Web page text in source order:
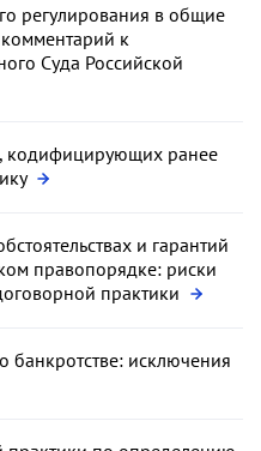
регулирования в общие
к
Суда Российской
кодифицирующих ранее
и гарантий
правопорядке: риски
практики
банкротстве: исключения